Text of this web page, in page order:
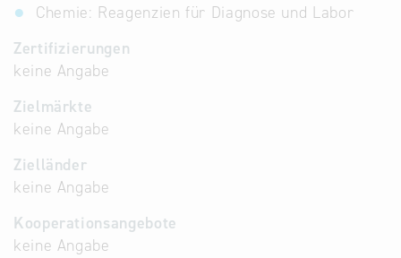
Chemie: Reagenzien für Diagnose und Labor
Zertifizierungen
keine Angabe
Zielmärkte
keine Angabe
Zielländer
keine Angabe
Kooperationsangebote
keine Angabe